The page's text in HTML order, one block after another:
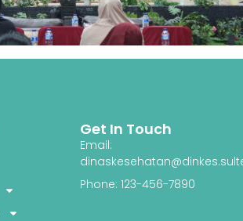
Get In Touch
Email:
Phone: 123-456-7890